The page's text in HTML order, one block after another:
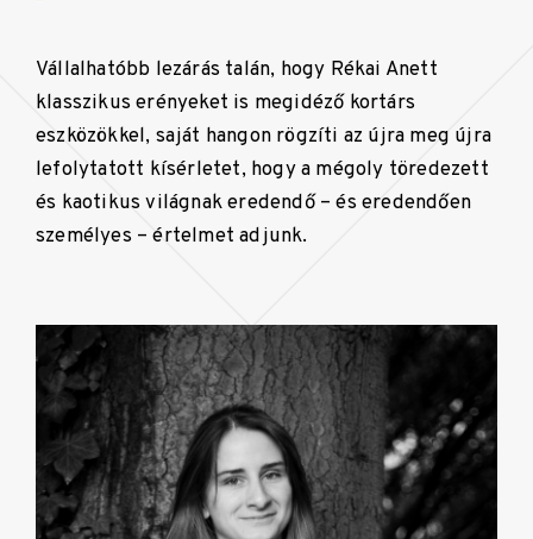
Vállalhatóbb lezárás talán, hogy Rékai Anett
klasszikus erényeket is megidéző kortárs
eszközökkel, saját hangon rögzíti az újra meg újra
lefolytatott kísérletet, hogy a mégoly töredezett
és kaotikus világnak eredendő – és eredendően
személyes – értelmet adjunk.